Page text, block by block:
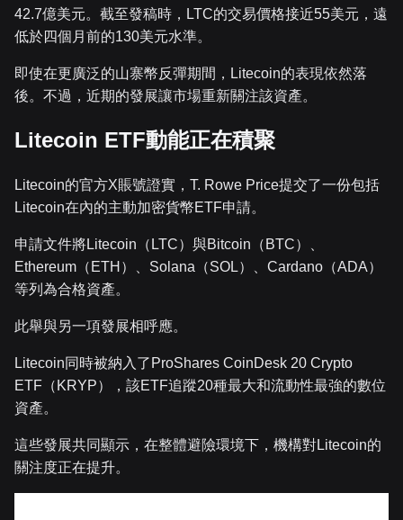
42.7億美元。截至發稿時，LTC的交易價格接近55美元，遠
低於四個月前的130美元水準。
即使在更廣泛的山寨幣反彈期間，Litecoin的表現依然落
後。不過，近期的發展讓市場重新關注該資產。
Litecoin ETF動能正在積聚
Litecoin的官方X賬號證實，T. Rowe Price提交了一份包括
Litecoin在內的主動加密貨幣ETF申請。
申請文件將Litecoin（LTC）與Bitcoin（BTC）、
Ethereum（ETH）、Solana（SOL）、Cardano（ADA）
等列為合格資產。
此舉與另一項發展相呼應。
Litecoin同時被納入了ProShares CoinDesk 20 Crypto
ETF（KRYP），該ETF追蹤20種最大和流動性最強的數位
資產。
這些發展共同顯示，在整體避險環境下，機構對Litecoin的
關注度正在提升。